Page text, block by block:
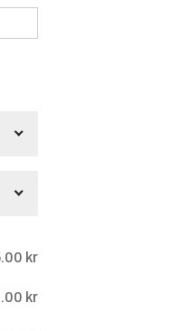
kr
kr